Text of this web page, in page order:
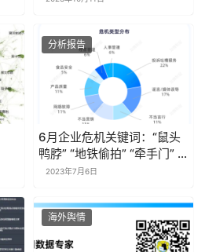
分析报告
6月企业危机关键词：“鼠头
鸭脖” “地铁偷拍” “牵手门” |
探舆论场
2023年7月6日
海外舆情